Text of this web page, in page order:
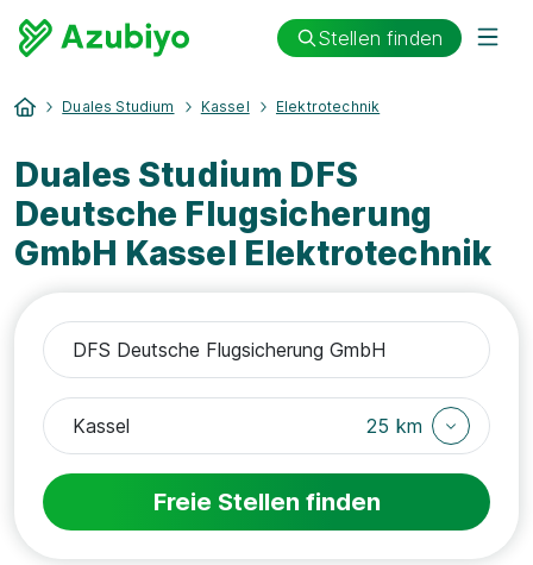
Stellen finden
Duales Studium Kassel Elektrotechnik
Duales Studium DFS
Deutsche Flugsicherung
GmbH Kassel Elektrotechnik
25 km
Freie Stellen finden